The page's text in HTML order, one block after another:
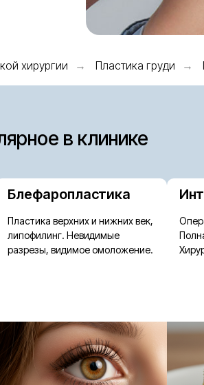
хирургии → Пластика груди →
в клинике
Блефаропластика
Пластика верхних и нижних век,
липофилинг. Невидимые
разрезы, видимое омоложение.